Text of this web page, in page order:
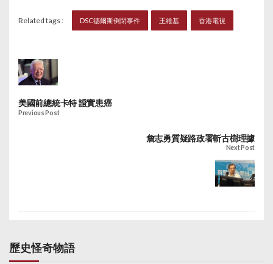
Related tags : DSC德爾斯倒閉事件 王維基 香港電視
美國前總統卡特 證實患癌
Previous Post
詹志勇質疑路政署斬古樹理據
Next Post
歷史怪奇物語